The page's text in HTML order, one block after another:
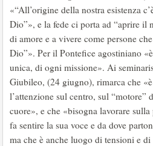
«“All’origine della nostra esistenza
Dio”», e la fede ci porta ad “aprire il
di amore e a vivere come persone
Dio”». Per il Pontefice agostiniano
unica, di ogni missione». Ai
Giubileo, (24 giugno), rimarca che
l’attenzione sul centro, sul
cuore», e che «bisogna lavorare
fa sentire la sua voce e da dove
ma che è anche luogo di tensioni e